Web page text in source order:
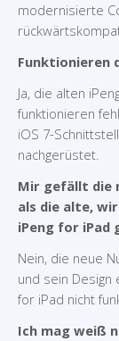
modernisierte
Funktionieren
Ja, die alten
funktionieren
iOS 7-
nachgerüstet.
Mir gefällt die
als die alte,
iPeng for iPad
Nein, die neue
und sein
for iPad nicht
Ich mag weiß